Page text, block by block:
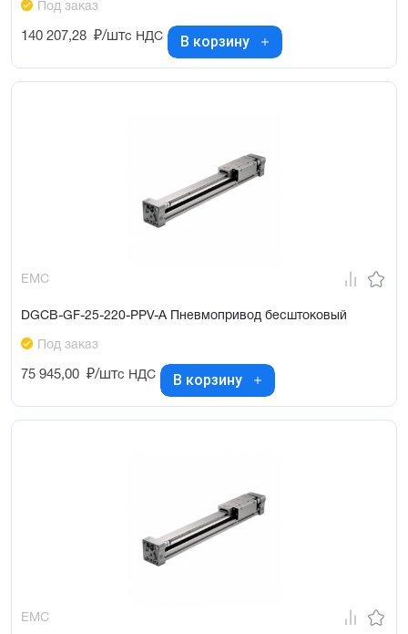
Под заказ
140 207,28 ₽/штс НДС В корзину
EMC
DGCB-GF-25-220-PPV-A Пневмопривод бесштоковый
Под заказ
75 945,00 ₽/штс НДС В корзину
EMC